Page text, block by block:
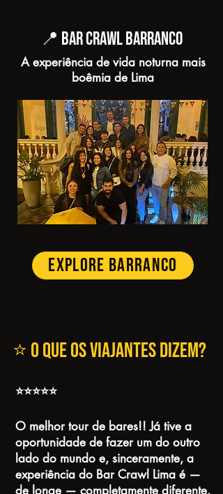
📍 BAR CRAWL BARRANCO
A experiência de vida noturna mais
boêmia de Lima
EXPLORE BARRANCO
⭐ O QUE OS VIAJANTES DIZEM?
⭐⭐⭐⭐⭐
O melhor tour de bares!! Já tive a
oportunidade de fazer um do outro
lado do mundo e, sinceramente, a
experiência do Bar Crawl Lima é —
de longe — completamente diferente.